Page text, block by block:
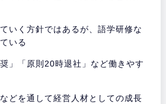
いく方針ではあるが、語学研修な
いる
」「原則20時退社」など働きやす
どを通して経営人材としての成長